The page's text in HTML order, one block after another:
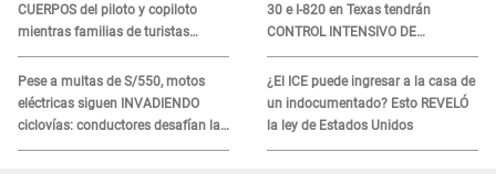
CUERPOS del piloto y copiloto
mientras familias de turistas
esperan identificación
Pese a multas de S/550, motos
eléctricas siguen INVADIENDO
ciclovías: conductores desafían las
nuevas reglas
30 e I-820 en Texas tendrán
CONTROL INTENSIVO DE
SEGURIDAD: Estas serán las
HORAS CRÍTICAS
¿El ICE puede ingresar a la casa de
un indocumentado? Esto REVELÓ
la ley de Estados Unidos